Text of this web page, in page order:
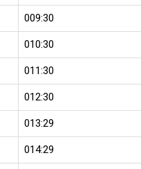
009:30
010:30
011:30
012:30
013:29
014:29